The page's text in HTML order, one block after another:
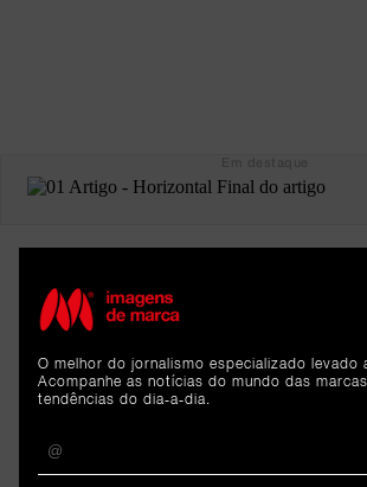
ARTIGOS
O melhor do jornalismo especializado levado
Acompanhe as notícias do mundo das
tendências do dia-a-dia.